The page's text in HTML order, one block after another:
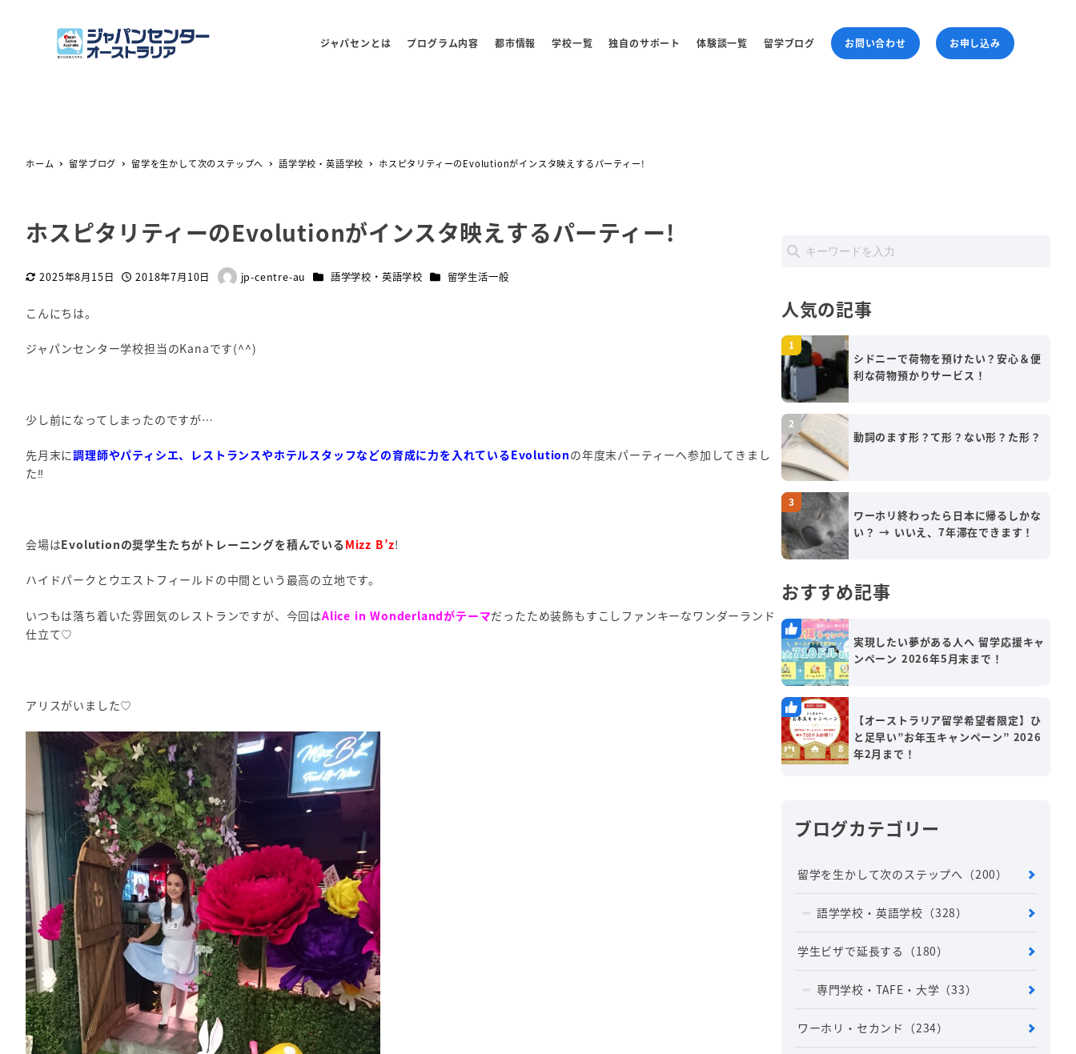
ジャパセンとは プログラム内容 都市情報 学校一覧 独自のサポート 体験談一覧 留学ブログ お問い合わせ お申し込み
ホーム 留学ブログ 留学を生かして次のステップへ 語学学校・英語学校 ホスピタリティーのEvolutionがインスタ映えするパーティー!
ホスピタリティーのEvolutionがインスタ映えするパーティー!
更新日2025年8月15日 投稿日2018年7月10日
著
jp-centre-au カテゴリー
語学学校・英語学校 カテゴリー
留学生活一般
こんにちは。
ジャパンセンター学校担当のKanaです(^^)
少し前になってしまったのですが…
先月末に調理師やパティシエ、レストランスやホテルスタッフなどの育成に力を入れているEvolutionの年度末パーティーへ参加してきまし
た‼
会場はEvolutionの奨学生たちがトレーニングを積んでいるMizz B’z!
ハイドパークとウエストフィールドの中間という最高の立地です。
いつもは落ち着いた雰囲気のレストランですが、今回はAlice in Wonderlandがテーマだったため装飾もすこしファンキーなワンダーランド
仕立て♡
アリスがいました♡
人気の記事
シドニーで荷物を預けたい？安心＆便
利な荷物預かりサービス！
動詞のます形？て形？ない形？た形？
ワーホリ終わったら日本に帰るしかな
い？ → いいえ、7年滞在できます！
おすすめ記事
実現したい夢がある人へ 留学応援キャ
ンペーン 2026年5月末まで！
【オーストラリア留学希望者限定】ひ
と足早い”お年玉キャンペーン” 2026
年2月まで！
ブログカテゴリー
留学を生かして次のステップへ （200）
語学学校・英語学校 （328）
学生ビザで延長する （180）
専門学校・TAFE・大学 （33）
ワーホリ・セカンド （234）